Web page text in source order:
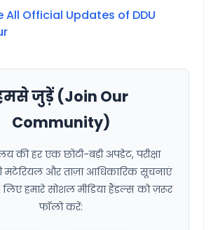
All Official Updates of DDU
जुड़ें (Join Our
Community)
की हर एक छोटी-बड़ी अपडेट, परीक्षा
मटेरियल और ताज़ा आधिकारिक सूचनाएं
हमारे सोशल मीडिया हैंडल्स को ज़रूर
फॉलो करें: